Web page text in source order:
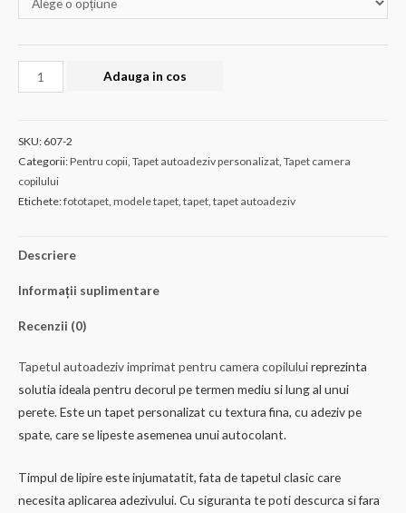
Cantitate
Tapet
Fairytale
forest
Adauga in cos
SKU: 607-2
Categorii:Pentru copii, Tapet autoadeziv personalizat, Tapet camera
copilului
Etichete:fototapet, modele tapet, tapet, tapet autoadeziv
Descriere
Informații suplimentare
Recenzii (0)
Tapetul autoadeziv imprimat pentru camera copiluluireprezinta
solutia ideala pentru decorul pe termen mediu si lung al unui
perete. Este un tapet personalizat cu textura fina, cu adeziv pe
spate, care se lipeste asemenea unui autocolant.
Timpul de lipire este injumatatit, fata de tapetul clasic care
necesita aplicarea adezivului. Cu siguranta te poti descurca si fara